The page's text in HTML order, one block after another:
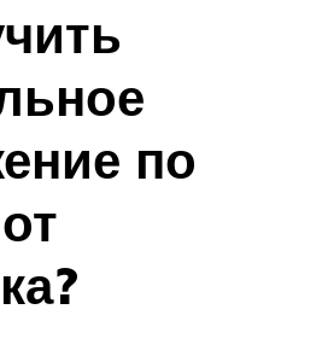
по